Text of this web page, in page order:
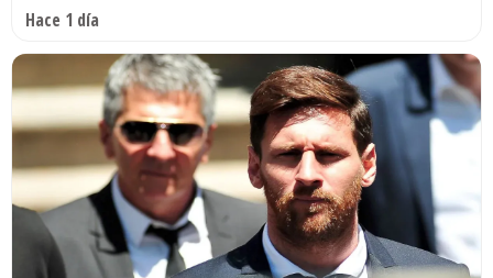
Hace 1 día